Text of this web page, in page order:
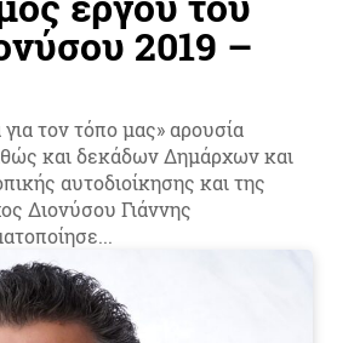
2019 –
τόπο μας» αρουσία
και δεκάδων Δημάρχων και
αυτοδιοίκησης και της
Διονύσου Γιάννης